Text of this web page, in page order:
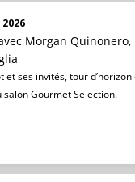
Morgan
et ses invités, tour
Gourmet Selection.